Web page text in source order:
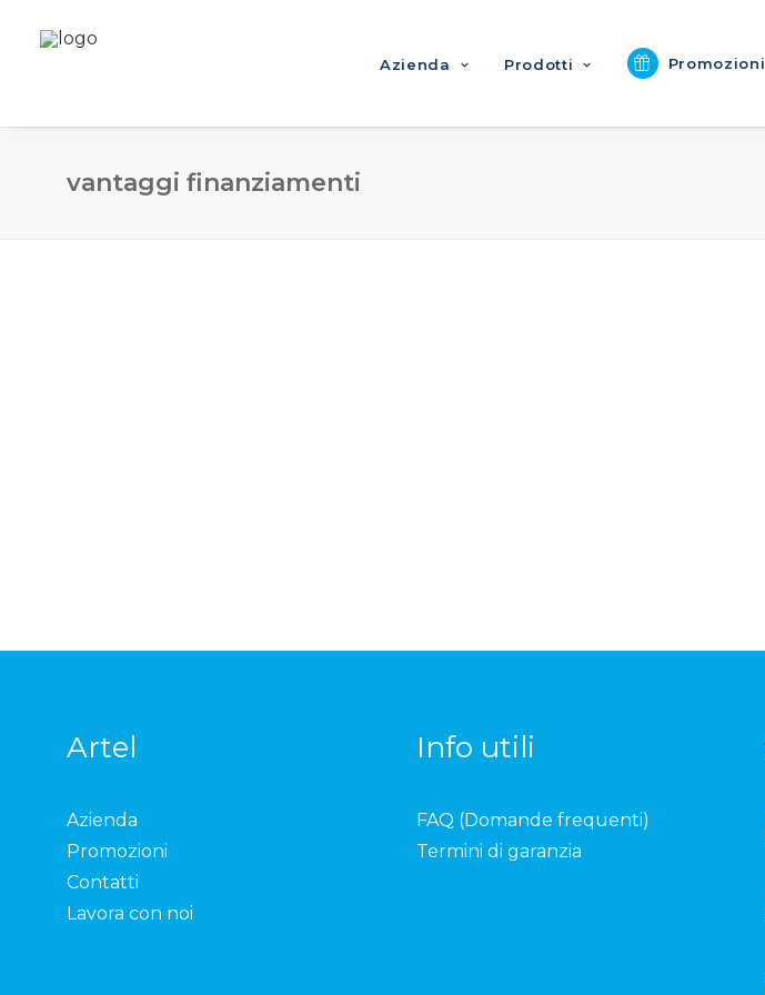
Azienda Prodotti Promozioni
vantaggi finanziamenti
Artel
Azienda
Promozioni
Contatti
Lavora con noi
Info utili
FAQ (Domande frequenti)
Termini di garanzia